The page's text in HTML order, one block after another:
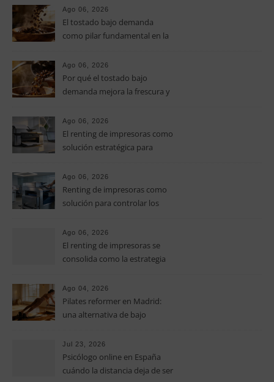
especialidad
Ago 06, 2026
El tostado bajo demanda
como pilar fundamental en la
Ago 06, 2026
Por qué el tostado bajo
demanda mejora la frescura y
especialidad
Ago 06, 2026
El renting de impresoras como
solución estratégica para
pymes
Ago 06, 2026
Renting de impresoras como
solución para controlar los
pymes
Ago 06, 2026
El renting de impresoras se
consolida como la estrategia
operativos en las pequeñas y
medianas empresas
Ago 04, 2026
Pilates reformer en Madrid:
una alternativa de bajo
fuerza y movilidad
Jul 23, 2026
Psicólogo online en España
cuándo la distancia deja de ser